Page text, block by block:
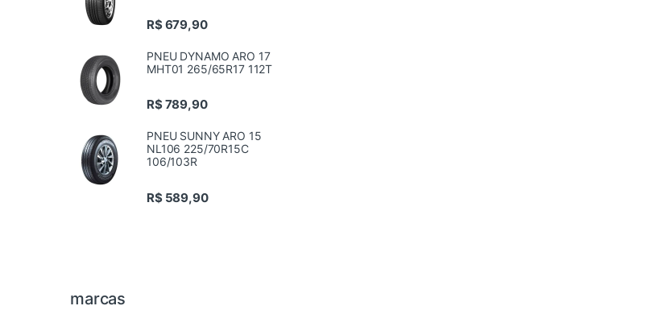
R$679,90
PNEU DYNAMO ARO 17
MHT01 265/65R17 112T
R$789,90
PNEU SUNNY ARO 15
NL106 225/70R15C
106/103R
R$589,90
marcas